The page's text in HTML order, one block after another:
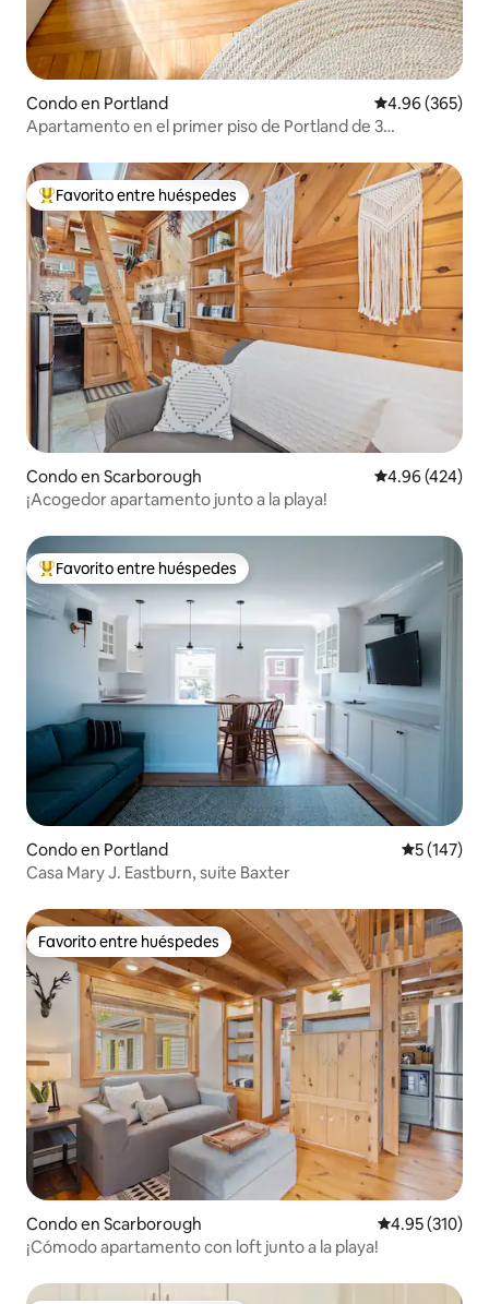
Condo en Portland Calificación
4.96 (365)
Apartamento en el primer piso de Portland de 3
Favorito entre huéspedes preferido
Favorito entre huéspedes
Condo en Scarborough Calificación
4.96 (424)
¡Acogedor apartamento junto a la playa!
Favorito entre huéspedes preferido
Favorito entre huéspedes
Condo en Portland
5 (147)
Casa Mary J. Eastburn, suite Baxter
Favorito entre huéspedes
Favorito entre huéspedes
Condo en Scarborough Calificación
4.95 (310)
¡Cómodo apartamento con loft junto a la playa!